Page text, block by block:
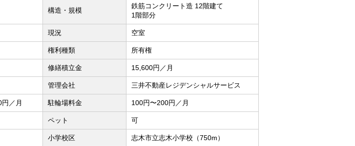
構造・規模
鉄筋コンクリート造 12階建て
1階部分
現況 空室
権利種類 所有権
修繕積立金 15,600円／月
管理会社 三井不動産レジデンシャルサービス
／月 駐輪場料金 100円〜200円／月
ペット 可
小学校区 志木市立志木小学校（750m）